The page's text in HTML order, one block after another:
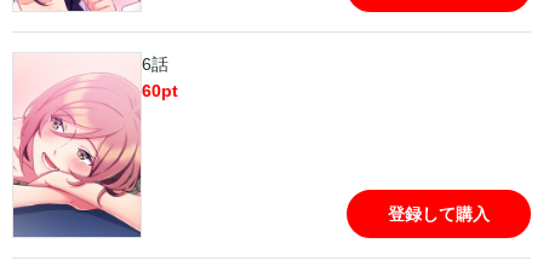
6話
60pt
登録して購入